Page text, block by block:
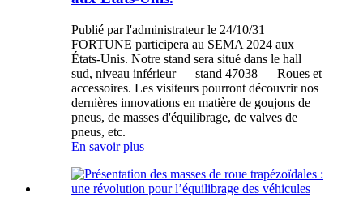
Publié par l'administrateur le 24/10/31
FORTUNE participera au SEMA 2024 aux
États-Unis. Notre stand sera situé dans le hall
sud, niveau inférieur — stand 47038 — Roues et
accessoires. Les visiteurs pourront découvrir nos
dernières innovations en matière de goujons de
pneus, de masses d'équilibrage, de valves de
pneus, etc.
En savoir plus